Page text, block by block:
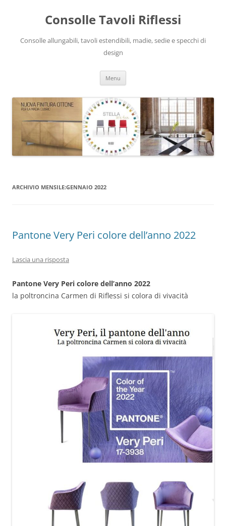
contenutoConsolle Tavoli Riflessi
Consolle allungabili, tavoli estendibili, madie, sedie e specchi di
design
Menu
ARCHIVIO MENSILE:GENNAIO 2022
Pantone Very Peri colore dell’anno 2022
Lascia una risposta
Pantone Very Peri colore dell’anno 2022
la poltroncina Carmen di Riflessi si colora di vivacità